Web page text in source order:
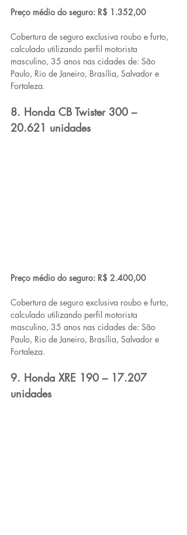
Preço médio do seguro: R$ 1.352,00
Cobertura de seguro exclusiva roubo e furto,
calculado utilizando perfil motorista
masculino, 35 anos nas cidades de: São
Paulo, Rio de Janeiro, Brasília, Salvador e
Fortaleza.
8. Honda CB Twister 300 –
20.621 unidades
Preço médio do seguro: R$ 2.400,00
Cobertura de seguro exclusiva roubo e furto,
calculado utilizando perfil motorista
masculino, 35 anos nas cidades de: São
Paulo, Rio de Janeiro, Brasília, Salvador e
Fortaleza.
9. Honda XRE 190 – 17.207
unidades